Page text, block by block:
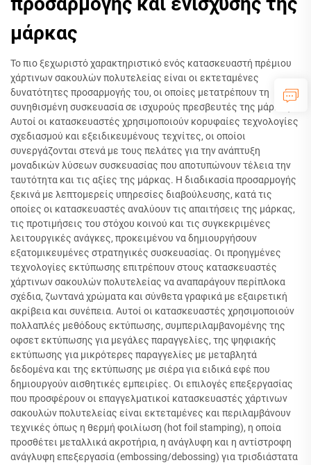
μάρκας
Το πιο ξεχωριστό χαρακτηριστικό ενός κατασκευαστή πρέμιου
χάρτινων σακουλών πολυτελείας είναι οι εκτεταμένες
δυνατότητες προσαρμογής του, οι οποίες μετατρέπουν τη
συνηθισμένη συσκευασία σε ισχυρούς πρεσβευτές της μάρκας.
Αυτοί οι κατασκευαστές χρησιμοποιούν κορυφαίες τεχνολογίες
σχεδιασμού και εξειδικευμένους τεχνίτες, οι οποίοι
συνεργάζονται στενά με τους πελάτες για την ανάπτυξη
μοναδικών λύσεων συσκευασίας που αποτυπώνουν τέλεια την
ταυτότητα και τις αξίες της μάρκας. Η διαδικασία προσαρμογής
ξεκινά με λεπτομερείς υπηρεσίες διαβούλευσης, κατά τις
οποίες οι κατασκευαστές αναλύουν τις απαιτήσεις της μάρκας,
τις προτιμήσεις του στόχου κοινού και τις συγκεκριμένες
λειτουργικές ανάγκες, προκειμένου να δημιουργήσουν
εξατομικευμένες στρατηγικές συσκευασίας. Οι προηγμένες
τεχνολογίες εκτύπωσης επιτρέπουν στους κατασκευαστές
χάρτινων σακουλών πολυτελείας να αναπαράγουν περίπλοκα
σχέδια, ζωντανά χρώματα και σύνθετα γραφικά με εξαιρετική
ακρίβεια και συνέπεια. Αυτοί οι κατασκευαστές χρησιμοποιούν
πολλαπλές μεθόδους εκτύπωσης, συμπεριλαμβανομένης της
οφσετ εκτύπωσης για μεγάλες παραγγελίες, της ψηφιακής
εκτύπωσης για μικρότερες παραγγελίες με μεταβλητά
δεδομένα και της εκτύπωσης με σιέρα για ειδικά εφέ που
δημιουργούν αισθητικές εμπειρίες. Οι επιλογές επεξεργασίας
που προσφέρουν οι επαγγελματικοί κατασκευαστές χάρτινων
σακουλών πολυτελείας είναι εκτεταμένες και περιλαμβάνουν
τεχνικές όπως η θερμή φοιλίωση (hot foil stamping), η οποία
προσθέτει μεταλλικά ακροτήρια, η ανάγλυφη και η αντίστροφη
ανάγλυφη επεξεργασία (embossing/debossing) για τρισδιάστατα